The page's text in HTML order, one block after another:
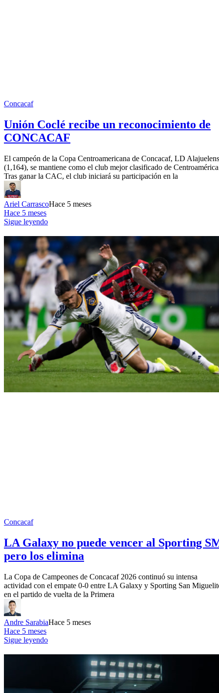
Concacaf
Unión Coclé recibe un reconocimiento de
CONCACAF
El campeón de la Copa Centroamericana de Concacaf, LD
(1,164), se mantiene como el club mejor clasificado de
Tras ganar la CAC, el club iniciará su participación en la
Ariel CarrascoHace 5 meses
Hace 5 meses
Sigue leyendo
Concacaf
LA Galaxy no puede vencer al Sporting
pero los elimina
La Copa de Campeones de Concacaf 2026 continuó su intensa
actividad con el empate 0-0 entre LA Galaxy y Sporting San
en el partido de vuelta de la Primera
Andre SarabiaHace 5 meses
Hace 5 meses
Sigue leyendo